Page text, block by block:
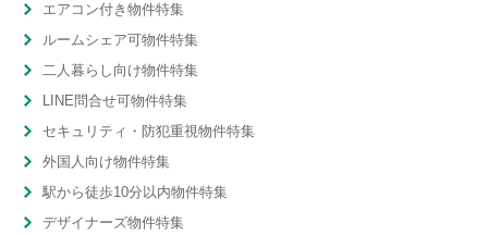
エアコン付き物件特集
ルームシェア可物件特集
二人暮らし向け物件特集
LINE問合せ可物件特集
セキュリティ・防犯重視物件特集
外国人向け物件特集
駅から徒歩10分以内物件特集
デザイナーズ物件特集